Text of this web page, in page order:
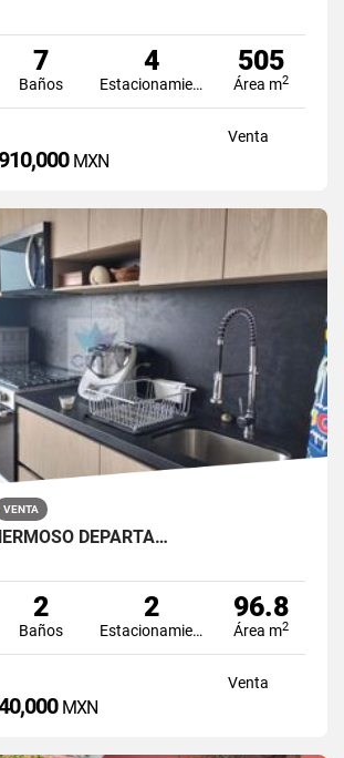
7
Baños
4
Estacionamiento
505
Área m2
Venta
MXN
VENTA
DEPARTA…
2
Baños
2
Estacionamiento
96.8
Área m2
Venta
MXN